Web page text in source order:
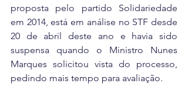
proposta pelo partido Solidariedade
em 2014, está em análise no STF desde
20 de abril deste ano e havia sido
suspensa quando o Ministro Nunes
Marques solicitou vista do processo,
pedindo mais tempo para avaliação.